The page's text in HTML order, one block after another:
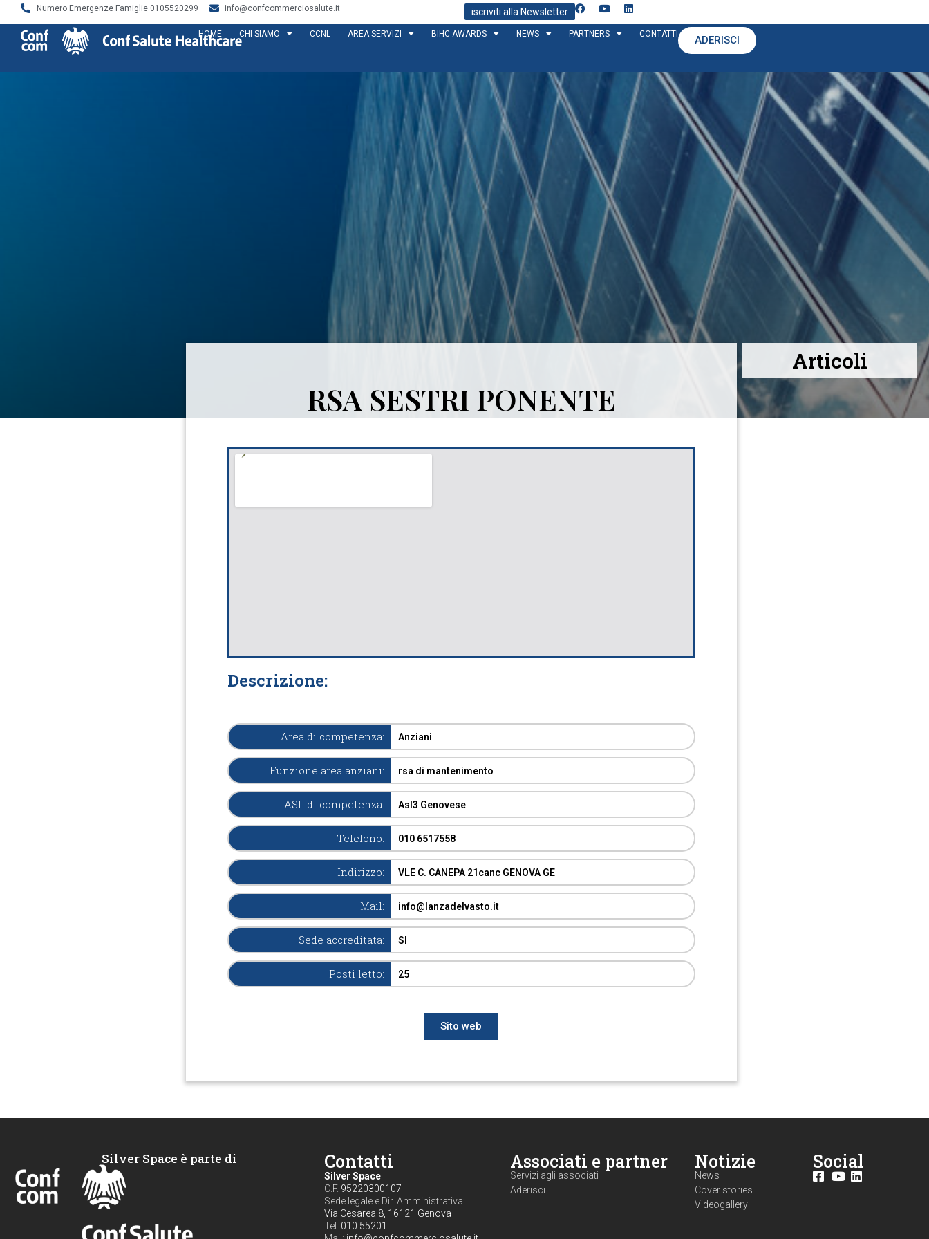
Numero Emergenze Famiglie 0105520299 info@confcommerciosalute.it iscriviti alla Newsletter
HOME CHI SIAMO CCNL AREA SERVIZI BIHC AWARDS NEWS PARTNERS CONTATTI ADERISCI
RSA SESTRI PONENTE
Descrizione:
Area di competenza: Anziani
Funzione area anziani: rsa di mantenimento
ASL di competenza: Asl3 Genovese
Telefono: 010 6517558
Indirizzo: VLE C. CANEPA 21canc GENOVA GE
Mail: info@lanzadelvasto.it
Sede accreditata: SI
Posti letto: 25
Sito web
Articoli
Silver Space è parte di Contatti
Silver Space
C.F. 95220300107
Sede legale e Dir. Amministrativa:
Via Cesarea 8, 16121 Genova
Tel. 010.55201
Associati e partner
Servizi agli associati
Aderisci
Notizie
News
Cover stories
Videogallery
Social